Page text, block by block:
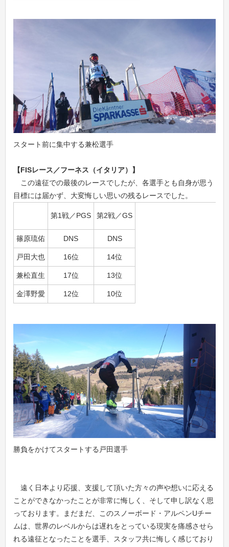
スタート前に集中する兼松選手
【FISレース／フーネス（イタリア）】
この遠征での最後のレースでしたが、各選手とも自身が思う
目標には届かず、大変悔しい思いの残るレースでした。
第1戦／PGS 第2戦／GS
篠原琉佑 DNS DNS
戸田大也 16位 14位
兼松直生 17位 13位
金澤野愛 12位 10位
勝負をかけてスタートする戸田選手
遠く日本より応援、支援して頂いた方々の声や想いに応える
ことができなかったことが非常に悔しく、そして申し訳なく思
っております。まだまだ、このスノーボード・アルペンUチー
ムは、世界のレベルからは遅れをとっている現実を痛感させら
れる遠征となったことを選手、スタッフ共に悔しく感じており